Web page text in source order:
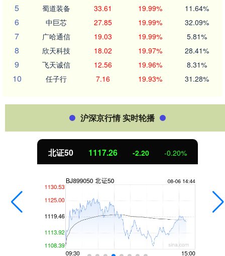
5 蜀道装备 33.61 19.99% 11.64%
6 中巨芯 27.85 19.99% 32.09%
7 广哈通信 19.03 19.99% 5.81%
8 欣天科技 18.02 19.97% 28.41%
9 飞天诚信 12.56 19.96% 8.31%
10 任子行 7.16 19.93% 31.28%
沪深京行情 实时轮播
北证50 1117.26 -2.20 -0.20%